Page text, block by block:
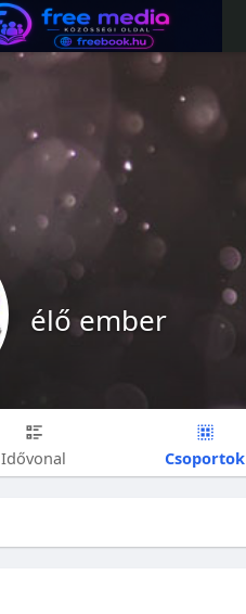
élő ember
Idővonal Csoportok